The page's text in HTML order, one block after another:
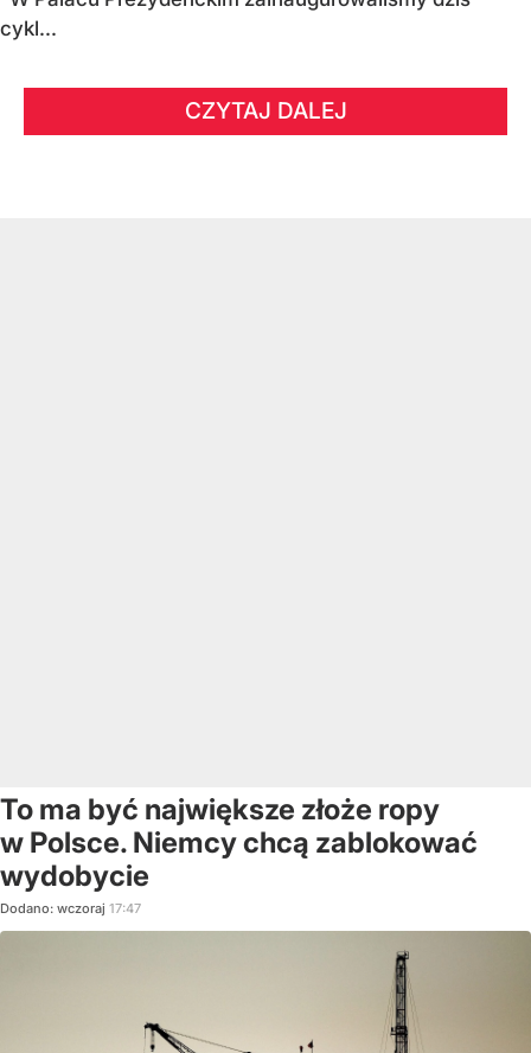
cykl...
CZYTAJ DALEJ
To ma być największe złoże ropy
w Polsce. Niemcy chcą zablokować
wydobycie
Dodano: wczoraj 17:47